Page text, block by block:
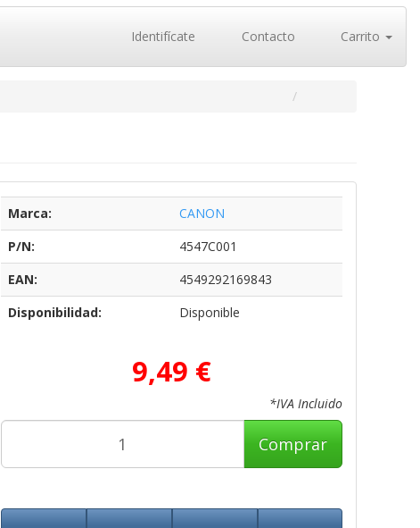
Identifícate Contacto Carrito
Marca:
CANON
P/N:
4547C001
EAN:
4549292169843
Disponibilidad:
Disponible
9,49 €
*IVA Incluido
Comprar